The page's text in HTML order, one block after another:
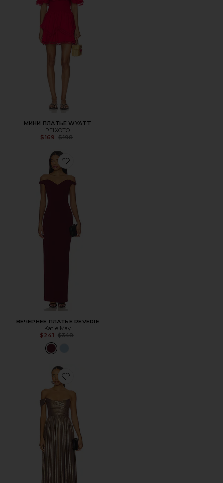
МИНИ ПЛАТЬЕ WYATT
PEIXOTO
$169
Previous price:
$198
Favorite ВЕЧЕРНЕЕ ПЛАТЬЕ REVERIE
ВЕЧЕРНЕЕ ПЛАТЬЕ REVERIE
Katie May
$241 Previous price:
$348
Favorite ВЕЧЕРНЕЕ ПЛАТЬЕ KENNEDY